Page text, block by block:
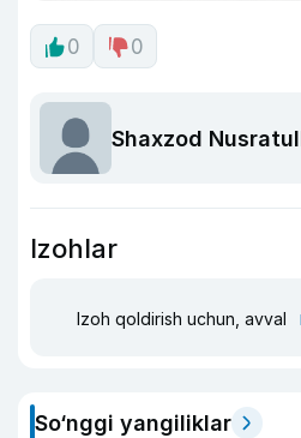
0 0
Shaxzod
Izohlar
Izoh qoldirish uchun, avval
So‘nggi yangiliklar